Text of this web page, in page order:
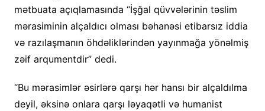
mətbuata açıqlamasında “İşğal qüvvələrinin təslim
mərasiminin alçaldıcı olması bəhanəsi etibarsız iddia
və razılaşmanın öhdəliklərindən yayınmağa yönəlmiş
zəif arqumentdir” dedi.
“Bu mərasimlər əsirlərə qarşı hər hansı bir alçaldılma
deyil, əksinə onlara qarşı ləyaqətli və humanist